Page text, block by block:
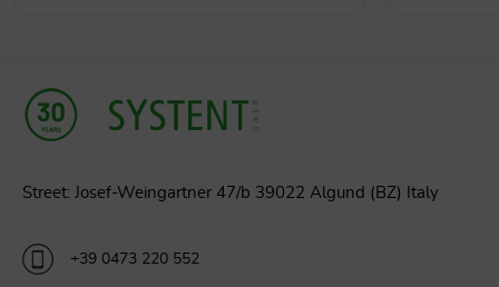
Street: Josef-Weingartner 47/b 39022 Algund (BZ) Italy
+39 0473 220 552